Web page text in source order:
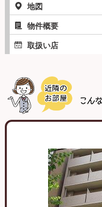
地図
物件概要
取扱い店